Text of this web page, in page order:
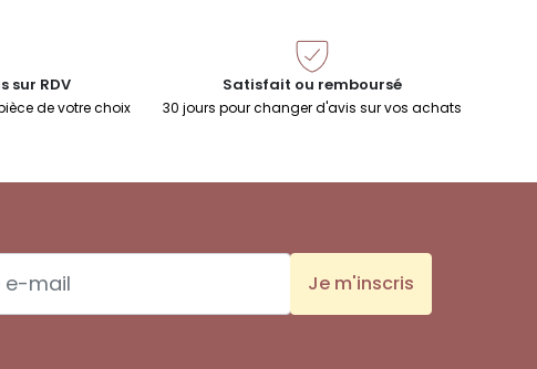
sur RDV
de votre choix
Satisfait ou remboursé
30 jours pour changer d'avis sur vos achats
Je m'inscris